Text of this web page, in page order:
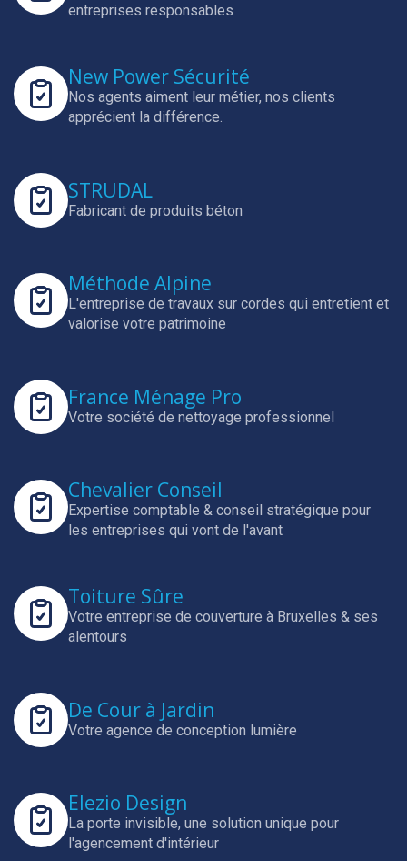
entreprises responsables
New Power Sécurité
Nos agents aiment leur métier, nos clients
apprécient la différence.
STRUDAL
Fabricant de produits béton
Méthode Alpine
L'entreprise de travaux sur cordes qui entretient et
valorise votre patrimoine
France Ménage Pro
Votre société de nettoyage professionnel
Chevalier Conseil
Expertise comptable & conseil stratégique pour
les entreprises qui vont de l'avant
Toiture Sûre
Votre entreprise de couverture à Bruxelles & ses
alentours
De Cour à Jardin
Votre agence de conception lumière
Elezio Design
La porte invisible, une solution unique pour
l'agencement d'intérieur